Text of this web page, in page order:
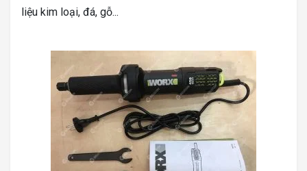
liệu kim loại, đá, gỗ...